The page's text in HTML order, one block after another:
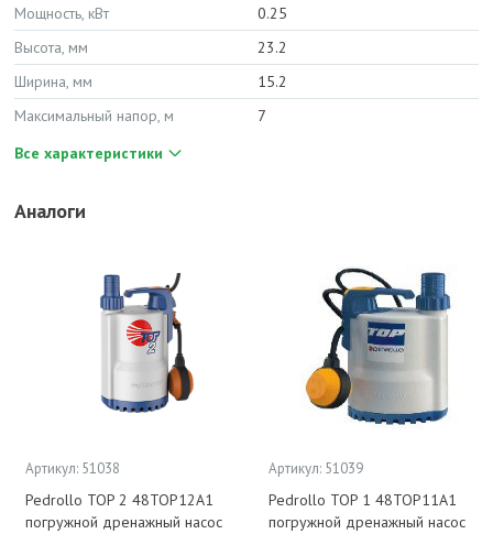
Мощность, кВт
0.25
Высота, мм
23.2
Ширина, мм
15.2
Максимальный напор, м
7
Все характеристики
Аналоги
Артикул: 51038
Pedrollo TOP 2 48TOP12A1
погружной дренажный насос
Артикул: 51039
Pedrollo TOP 1 48TOP11A1
погружной дренажный насос